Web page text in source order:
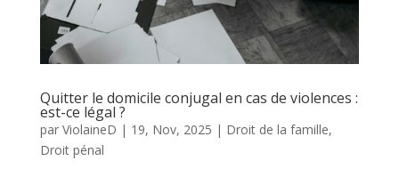
Quitter le domicile conjugal en cas de violences :
est-ce légal ?
par ViolaineD | 19, Nov, 2025 | Droit de la famille,
Droit pénal